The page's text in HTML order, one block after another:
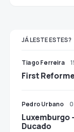
JÁ LESTE ESTES?
Tiago Ferreira
First
Pedro Urbano
Luxemburgo
Ducado